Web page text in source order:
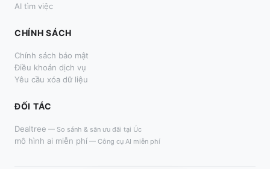
AI tìm việc
CHÍNH SÁCH
Chính sách bảo mật
Điều khoản dịch vụ
Yêu cầu xóa dữ liệu
ĐỐI TÁC
Dealtree — So sánh & săn ưu đãi tại Úc
mô hình ai miễn phí — Công cụ AI miễn phí